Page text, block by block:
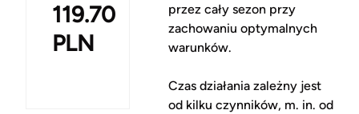
119.70
PLN
przez cały sezon przy
zachowaniu optymalnych
warunków.
Czas działania zależny jest
od kilku czynników, m. in. od